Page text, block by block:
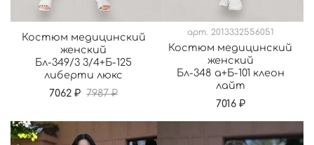
Костюм медицинский
женский
Бл-349/3 3/4+Б-125
либерти люкс
7062 ₽ 7987 ₽
арт. 2013332556051
Костюм медицинский
женский
Бл-348 а+Б-101 клеон
лайт
7016 ₽